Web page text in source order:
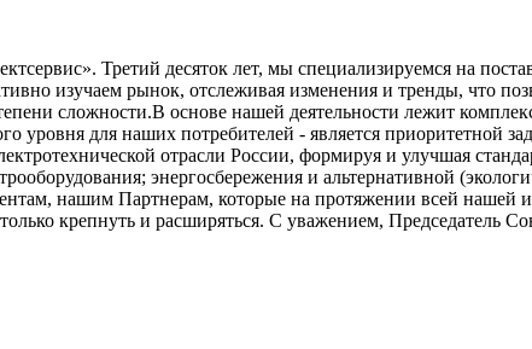
Третий десяток лет, мы специализируемся на
изучаем рынок, отслеживая изменения и тренды, что
сложности.В основе нашей деятельности лежит
уровня для наших потребителей - является приоритетной
отрасли России, формируя и улучшая
энергосбережения и альтернативной
нашим Партнерам, которые на протяжении всей нашей
крепнуть и расширяться. С уважением, Председатель